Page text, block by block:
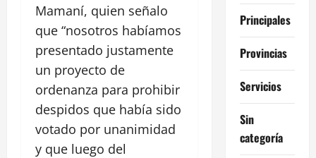
Mamaní, quien señalo
que “nosotros habíamos
presentado justamente
un proyecto de
ordenanza para prohibir
despidos que había sido
votado por unanimidad
y que luego del
Principales
Provincias
Servicios
Sin
categoría